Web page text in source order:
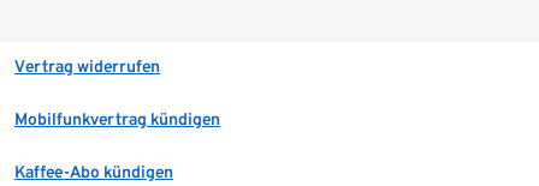
Vertrag widerrufen
Mobilfunkvertrag kündigen
Kaffee-Abo kündigen